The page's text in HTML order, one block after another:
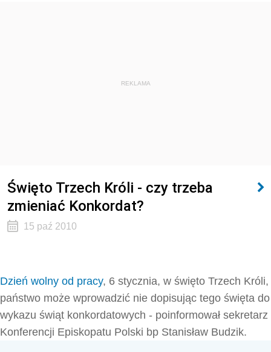
REKLAMA
Święto Trzech Króli - czy trzeba
zmieniać Konkordat?
15 paź 2010
Dzień wolny od pracy, 6 stycznia, w święto Trzech Króli,
państwo może wprowadzić nie dopisując tego święta do
wykazu świąt konkordatowych - poinformował sekretarz
Konferencji Episkopatu Polski bp Stanisław Budzik.